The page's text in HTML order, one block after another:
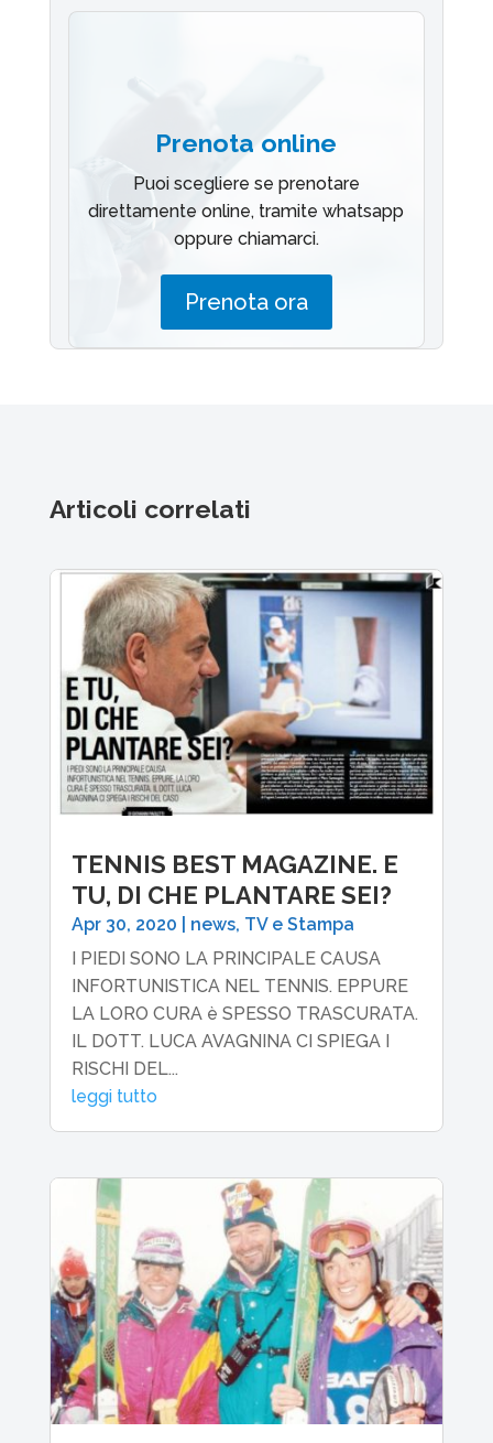
Prenota online
Puoi scegliere se prenotare
direttamente online, tramite whatsapp
oppure chiamarci.
Prenota ora
Articoli correlati
TENNIS BEST MAGAZINE. E
TU, DI CHE PLANTARE SEI?
Apr 30, 2020 news, TV e Stampa
I PIEDI SONO LA PRINCIPALE CAUSA
INFORTUNISTICA NEL TENNIS. EPPURE
LA LORO CURA è SPESSO TRASCURATA.
IL DOTT. LUCA AVAGNINA CI SPIEGA I
RISCHI DEL...
leggi tutto